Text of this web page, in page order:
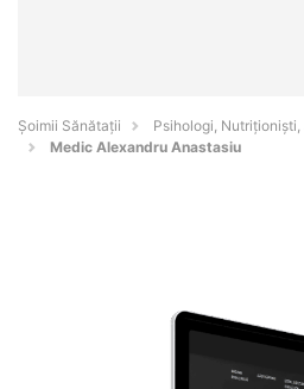
Şoimii Sănătații
Psihologi,
Medic Alexandru Anastasiu